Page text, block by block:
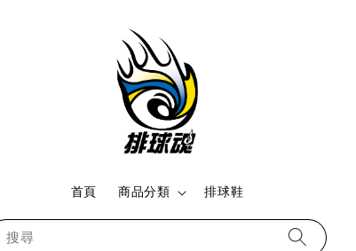
搜尋
首頁 商品分類 排球鞋